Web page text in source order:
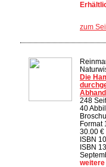
zum
Die
248
40
Format
30.00 €
ISBN
ISBN